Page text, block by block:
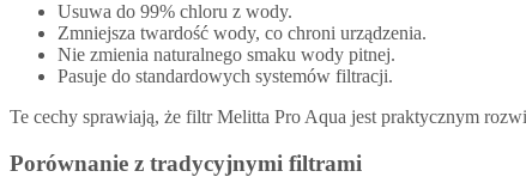
Usuwa do 99% chloru z wody.
Zmniejsza twardość wody, co chroni urządzenia.
Nie zmienia naturalnego smaku wody pitnej.
Pasuje do standardowych systemów filtracji.
Te cechy sprawiają, że filtr Melitta Pro Aqua jest praktycznym
Porównanie z tradycyjnymi filtrami